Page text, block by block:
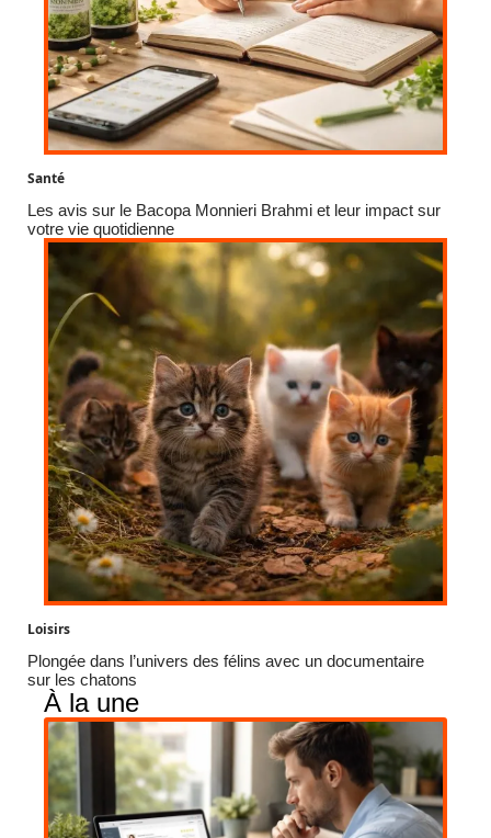
Santé
Les avis sur le Bacopa Monnieri Brahmi et leur impact sur
votre vie quotidienne
Loisirs
Plongée dans l’univers des félins avec un documentaire
sur les chatons
À la une